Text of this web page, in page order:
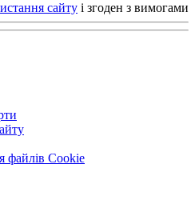
сайту і згоден з вимогами
файлів Cookie